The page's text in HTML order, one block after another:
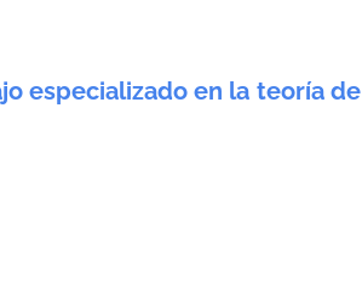
especializado en la teoría de